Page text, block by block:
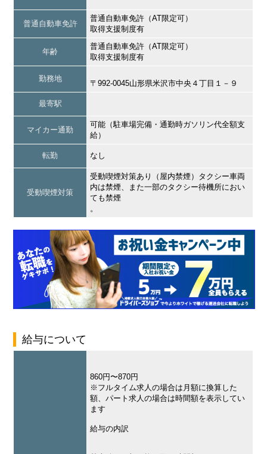
普通自動車免許
普通自動車免許（AT限定可）
取得支援制度有
年齢
普通自動車免許（AT限定可）
取得支援制度有
勤務地
〒992-0045山形県米沢市中央４丁目１－９
最寄駅
マイカー通勤
可能（駐車場完備・通勤時ガソリン代全額支
給）
転勤 なし
受動喫煙対策
受動喫煙対策あり（屋内禁煙）タクシー車両
内は禁煙、また一部のタクシー待機所におい
ても禁煙
。
給与について
860円〜870円
※フルタイム求人の場合は月額に換算した
額、パート求人の場合は時間額を表示してい
ます
給与の内訳